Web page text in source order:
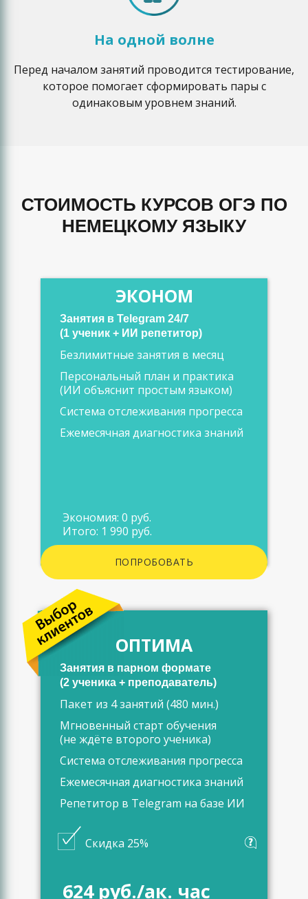
На одной волне
Перед началом занятий проводится тестирование,
которое помогает сформировать пары с
одинаковым уровнем знаний.
СТОИМОСТЬ КУРСОВ ОГЭ ПО
НЕМЕЦКОМУ ЯЗЫКУ
ЭКОНОМ
Занятия в Telegram 24/7
(1 ученик + ИИ репетитор)
Безлимитные занятия в месяц
Персональный план и практика
(ИИ объяснит простым языком)
Система отслеживания прогресса
Ежемесячная диагностика знаний
Экономия: 0 руб.
Итого: 1 990 руб.
ПОПРОБОВАТЬ
ОПТИМА
Занятия в парном формате
(2 ученика + преподаватель)
Пакет из 4 занятий (480 мин.)
Мгновенный старт обучения
(не ждёте второго ученика)
Система отслеживания прогресса
Ежемесячная диагностика знаний
Репетитор в Telegram на базе ИИ
Скидка 25%
624 руб./ак. час